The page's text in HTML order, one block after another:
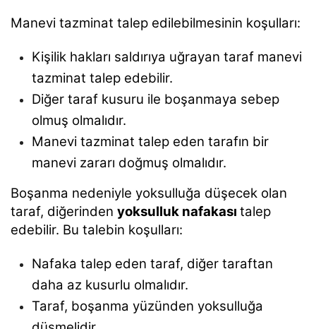
Manevi tazminat talep edilebilmesinin koşulları:
Kişilik hakları saldırıya uğrayan taraf manevi
tazminat talep edebilir.
Diğer taraf kusuru ile boşanmaya sebep
olmuş olmalıdır.
Manevi tazminat talep eden tarafın bir
manevi zararı doğmuş olmalıdır.
Boşanma nedeniyle yoksulluğa düşecek olan
taraf, diğerinden yoksulluk nafakası talep
edebilir. Bu talebin koşulları:
Nafaka talep eden taraf, diğer taraftan
daha az kusurlu olmalıdır.
Taraf, boşanma yüzünden yoksulluğa